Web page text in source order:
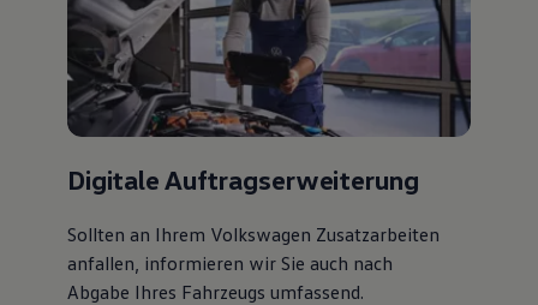
Digitale Auftragserweiterung
Sollten an Ihrem Volkswagen Zusatzarbeiten
anfallen, informieren wir Sie auch nach
Abgabe Ihres Fahrzeugs umfassend.